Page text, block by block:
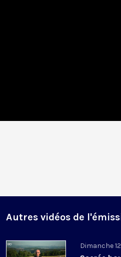
Autres vidéos de
Dimanche